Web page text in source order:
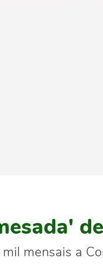
mensais a